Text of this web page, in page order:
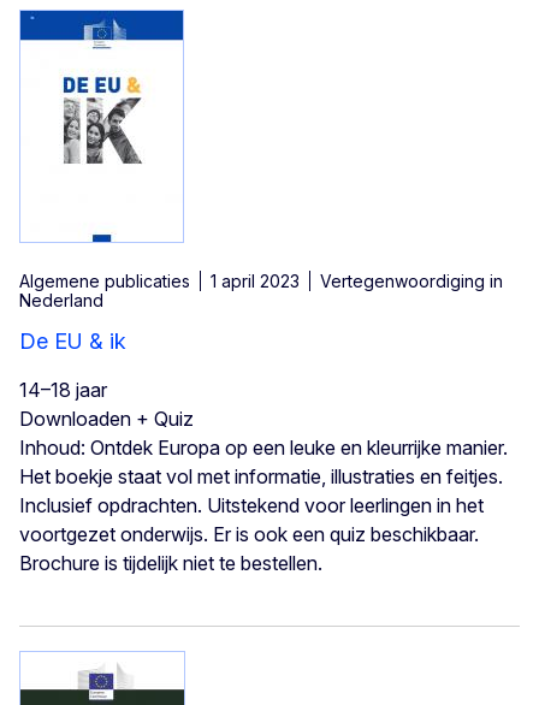
Algemene publicaties 1 april 2023
Vertegenwoordiging in
Nederland
De EU & ik
14–18 jaar
Downloaden + Quiz
Inhoud: Ontdek Europa op een leuke en kleurrijke manier.
Het boekje staat vol met informatie, illustraties en feitjes.
Inclusief opdrachten. Uitstekend voor leerlingen in het
voortgezet onderwijs. Er is ook een quiz beschikbaar.
Brochure is tijdelijk niet te bestellen.